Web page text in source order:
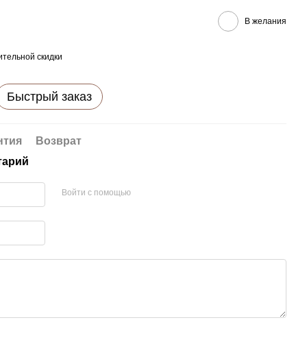
В желания
скидки
Быстрый заказ
Возврат
Войти с помощью